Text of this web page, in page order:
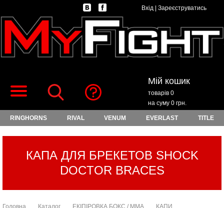
Вхід Зареєструватись
Мій кошик
товарів 0
на суму 0 грн.
RINGHORNS RIVAL VENUM EVERLAST TITLE
КАПА ДЛЯ БРЕКЕТОВ SHOCK
DOCTOR BRACES
Головна Каталог ЕКІПІРОВКА БОКС / ММА
КАПИ